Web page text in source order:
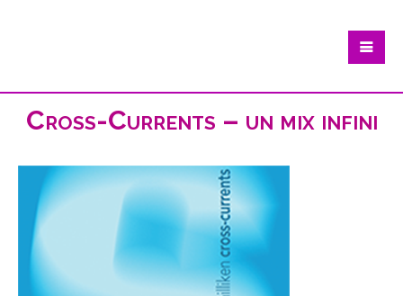
Cross-Currents – un mix infini